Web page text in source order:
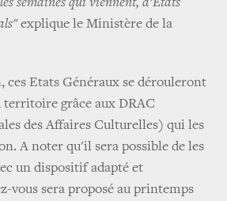
semaines qui viennent, d’États
explique le Ministère de la
ces Etats Généraux se dérouleront
territoire grâce aux DRAC
des Affaires Culturelles) qui les
A noter qu'il sera possible de les
un dispositif adapté et
vous sera proposé au printemps